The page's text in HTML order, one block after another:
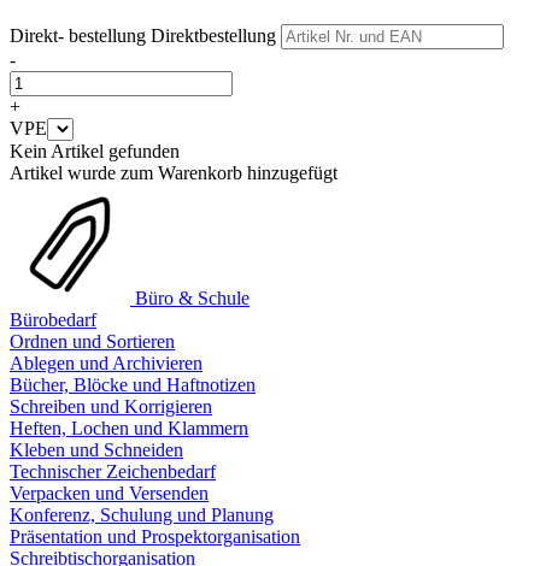
Direkt- bestellung Direktbestellung
-
+
VPE
Kein Artikel gefunden
Artikel wurde zum Warenkorb hinzugefügt
Büro & Schule
Bürobedarf
Ordnen und Sortieren
Ablegen und Archivieren
Bücher, Blöcke und Haftnotizen
Schreiben und Korrigieren
Heften, Lochen und Klammern
Kleben und Schneiden
Technischer Zeichenbedarf
Verpacken und Versenden
Konferenz, Schulung und Planung
Präsentation und Prospektorganisation
Schreibtischorganisation